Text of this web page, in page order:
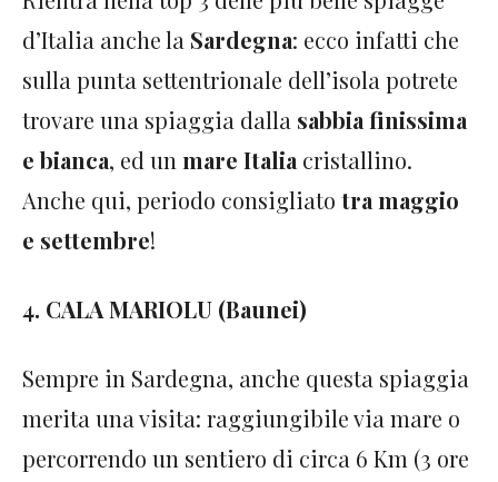
d’Italia anche la Sardegna: ecco infatti che
sulla punta settentrionale dell’isola potrete
trovare una spiaggia dalla sabbia finissima
e bianca, ed unmare Italiacristallino.
Anche qui, periodo consigliato tra maggio
e settembre!
4. CALA MARIOLU (Baunei)
Sempre in Sardegna, anche questa spiaggia
merita una visita: raggiungibile via mare o
percorrendo un sentiero di circa 6 Km (3 ore